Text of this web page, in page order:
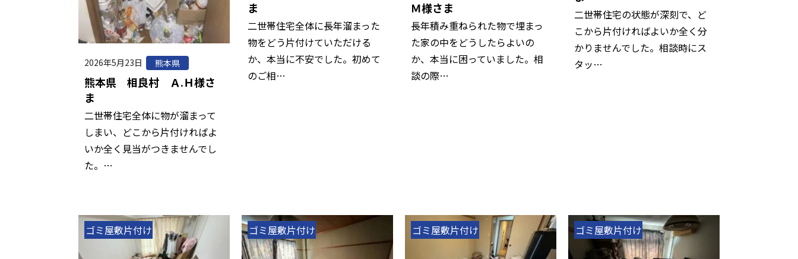
2026年5月23日 熊本県
熊本県 相良村 Ａ.Ｈ様さ
ま
二世帯住宅全体に物が溜まって
しまい、どこから片付ければよ
いか全く見当がつきませんでし
た。…
ま
二世帯住宅全体に長年溜まった
物をどう片付けていただける
か、本当に不安でした。初めて
のご相…
Ｍ様さま
長年積み重ねられた物で埋まっ
た家の中をどうしたらよいの
か、本当に困っていました。相
談の際…
二世帯住宅の状態が深刻で、ど
こから片付ければよいか全く分
かりませんでした。相談時にス
タッ…
ゴミ屋敷片付け ゴミ屋敷片付け ゴミ屋敷片付け ゴミ屋敷片付け